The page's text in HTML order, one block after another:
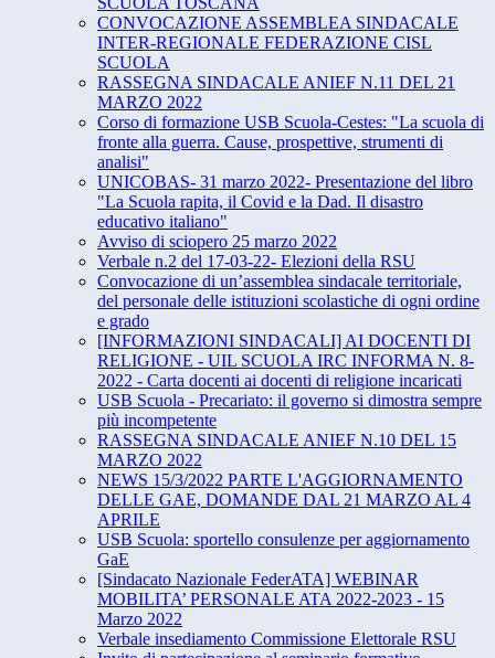
CONVOCAZIONE ASSEMBLEA SINDACALE
INTER-REGIONALE FEDERAZIONE CISL
SCUOLA
RASSEGNA SINDACALE ANIEF N.11 DEL 21
MARZO 2022
Corso di formazione USB Scuola-Cestes: "La scuola di
fronte alla guerra. Cause, prospettive, strumenti di
analisi"
UNICOBAS- 31 marzo 2022- Presentazione del libro
"La Scuola rapita, il Covid e la Dad. Il disastro
educativo italiano"
Avviso di sciopero 25 marzo 2022
Verbale n.2 del 17-03-22- Elezioni della RSU
Convocazione di un’assemblea sindacale territoriale,
del personale delle istituzioni scolastiche di ogni ordine
e grado
[INFORMAZIONI SINDACALI] AI DOCENTI DI
RELIGIONE - UIL SCUOLA IRC INFORMA N. 8-
2022 - Carta docenti ai docenti di religione incaricati
USB Scuola - Precariato: il governo si dimostra sempre
più incompetente
RASSEGNA SINDACALE ANIEF N.10 DEL 15
MARZO 2022
NEWS 15/3/2022 PARTE L'AGGIORNAMENTO
DELLE GAE, DOMANDE DAL 21 MARZO AL 4
APRILE
USB Scuola: sportello consulenze per aggiornamento
GaE
[Sindacato Nazionale FederATA] WEBINAR
MOBILITA’ PERSONALE ATA 2022-2023 - 15
Marzo 2022
Verbale insediamento Commissione Elettorale RSU